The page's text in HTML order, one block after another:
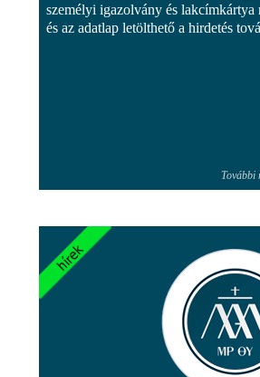
személyi igazolvány és
és az adatlap letölthető a hirdetés
További